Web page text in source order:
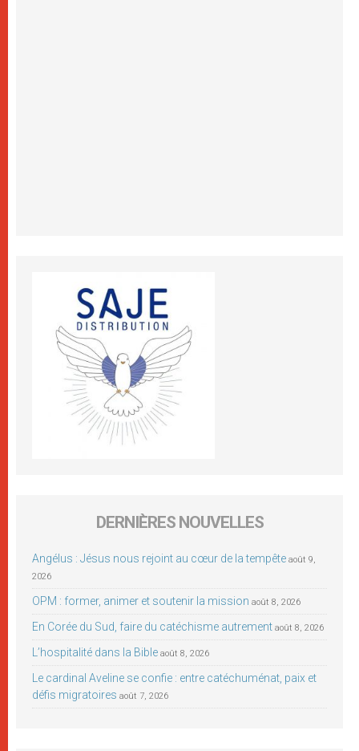
DERNIÈRES NOUVELLES
Angélus : Jésus nous rejoint au cœur de la tempête août 9,
2026
OPM : former, animer et soutenir la mission août 8, 2026
En Corée du Sud, faire du catéchisme autrement août 8, 2026
L’hospitalité dans la Bible août 8, 2026
Le cardinal Aveline se confie : entre catéchuménat, paix et
défis migratoires août 7, 2026